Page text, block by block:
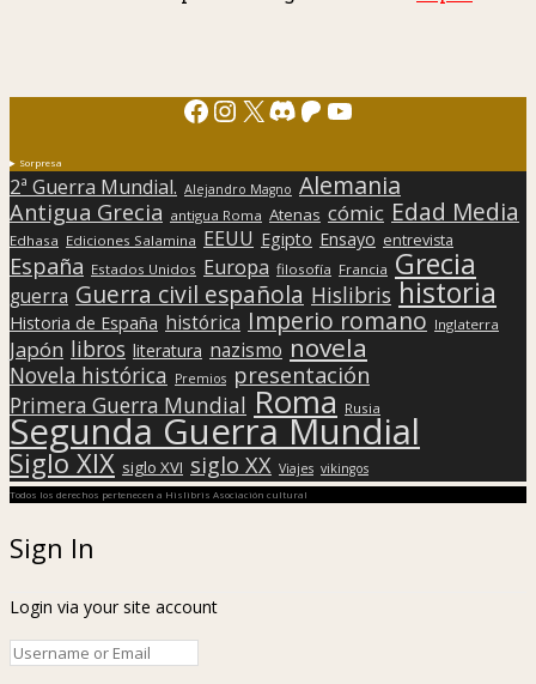
Facebook
Instagram
X Discord
Patreon
YouTube
Sorpresa
2ª Guerra Mundial. Alejandro Magno Alemania
Antigua Grecia antigua Roma Atenas cómic Edad Media
Edhasa Ediciones Salamina EEUU Egipto Ensayo entrevista
España Estados Unidos Europa filosofía Francia Grecia
guerra Guerra civil española Hislibris historia
Historia de España histórica Imperio romano Inglaterra
Japón libros literatura nazismo novela
Novela histórica Premios presentación
Primera Guerra Mundial Roma Rusia
Segunda Guerra Mundial
Siglo XIX siglo XVI siglo XX Viajes vikingos
Todos los derechos pertenecen a Hislibris Asociación cultural
Sign In
Login via your site account